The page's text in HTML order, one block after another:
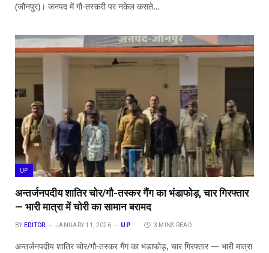
(जौनपुर)। जनपद में गौ-तस्करी पर नकेल कसते…
UP
अन्तर्जनपदीय शातिर चोर/गौ-तस्कर गैंग का भंडाफोड़, चार गिरफ्तार
— भारी मात्रा में चोरी का सामान बरामद
BY EDITOR JANUARY 11, 2026 UP 3 MINS READ
अन्तर्जनपदीय शातिर चोर/गौ-तस्कर गैंग का भंडाफोड़, चार गिरफ्तार — भारी मात्रा